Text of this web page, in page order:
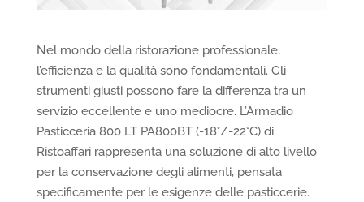
Nel mondo della ristorazione professionale,
l’efficienza e la qualità sono fondamentali. Gli
strumenti giusti possono fare la differenza tra un
servizio eccellente e uno mediocre. L’Armadio
Pasticceria 800 LT PA800BT (-18°/-22°C) di
Ristoaffari rappresenta una soluzione di alto livello
per la conservazione degli alimenti, pensata
specificamente per le esigenze delle pasticcerie.